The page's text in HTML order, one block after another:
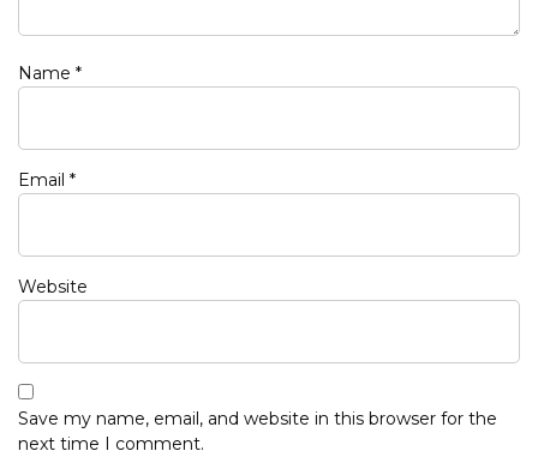
Name *
Email *
Website
Save my name, email, and website in this browser for the
next time I comment.